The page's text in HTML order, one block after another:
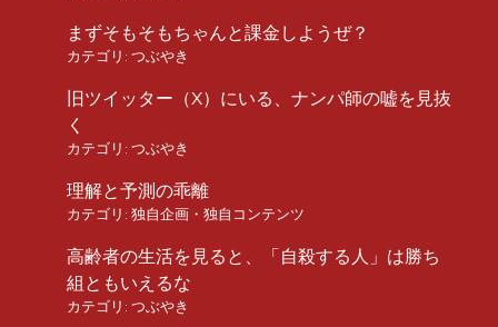
まずそもそもちゃんと課金しようぜ？
カテゴリ: つぶやき
旧ツイッター（X）にいる、ナンパ師の嘘を見抜
く
カテゴリ: つぶやき
理解と予測の乖離
カテゴリ: 独自企画・独自コンテンツ
高齢者の生活を見ると、「自殺する人」は勝ち
組ともいえるな
カテゴリ: つぶやき